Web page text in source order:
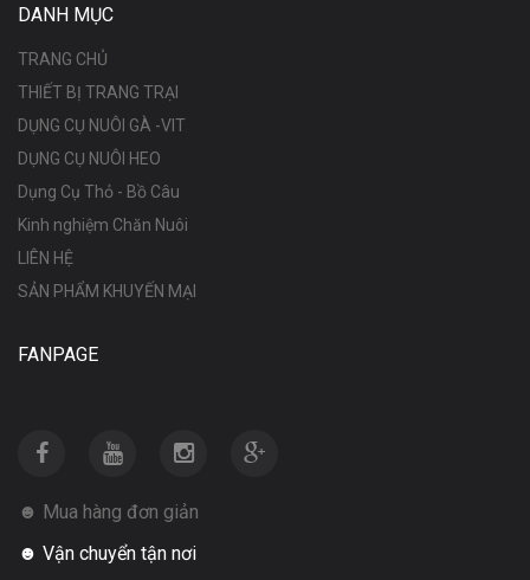
DANH MỤC
TRANG CHỦ
THIẾT BỊ TRANG TRẠI
DỤNG CỤ NUÔI GÀ -VIT
DỤNG CỤ NUÔI HEO
Dụng Cụ Thỏ - Bồ Câu
Kinh nghiệm Chăn Nuôi
LIÊN HỆ
SẢN PHẨM KHUYẾN MẠI
FANPAGE
☻ Mua hàng đơn giản
☻ Vận chuyển tận nơi